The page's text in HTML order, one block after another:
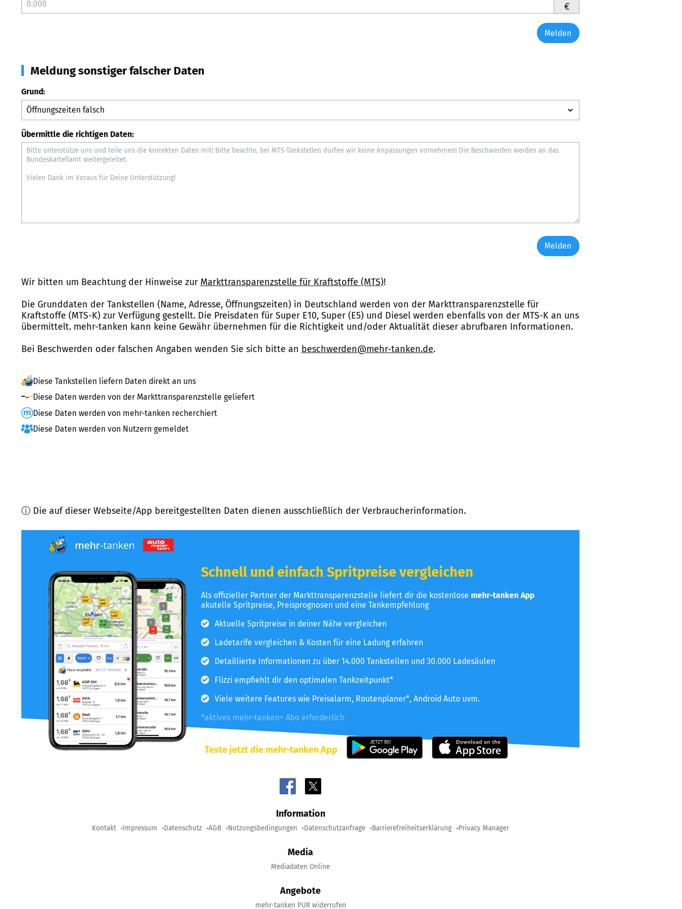
€
Melden
Meldung sonstiger falscher Daten
Grund:
Übermittle die richtigen Daten:
Melden
Wir bitten um Beachtung der Hinweise zur Markttransparenzstelle für Kraftstoffe (MTS)!
Die Grunddaten der Tankstellen (Name, Adresse, Öffnungszeiten) in Deutschland werden von der Markttransparenzstelle für
Kraftstoffe (MTS-K) zur Verfügung gestellt. Die Preisdaten für Super E10, Super (E5) und Diesel werden ebenfalls von der MTS-K an uns
übermittelt. mehr-tanken kann keine Gewähr übernehmen für die Richtigkeit und/oder Aktualität dieser abrufbaren Informationen.
Bei Beschwerden oder falschen Angaben wenden Sie sich bitte an beschwerden@mehr-tanken.de.
Diese Tankstellen liefern Daten direkt an uns
Diese Daten werden von der Markttransparenzstelle geliefert
Diese Daten werden von mehr-tanken recherchiert
Diese Daten werden von Nutzern gemeldet
ⓘ Die auf dieser Webseite/App bereitgestellten Daten dienen ausschließlich der Verbraucherinformation.
Schnell und einfach Spritpreise vergleichen
Als offizieller Partner der Markttransparenzstelle liefert dir die kostenlose mehr-tanken App
akutelle Spritpreise, Preisprognosen und eine Tankempfehlung
Aktuelle Spritpreise in deiner Nähe vergleichen
Ladetarife vergleichen & Kosten für eine Ladung erfahren
Detaillierte Informationen zu über 14.000 Tankstellen und 30.000 Ladesäulen
Flizzi empfiehlt dir den optimalen Tankzeitpunkt*
Viele weitere Features wie Preisalarm, Routenplaner*, Android Auto uvm.
*aktives mehr-tanken+ Abo erforderlich
Teste jetzt die mehr-tanken App
Information
Kontakt Impressum Datenschutz AGB Nutzungsbedingungen Datenschutzanfrage Barrierefreiheitserklärung Privacy Manager
Media
Mediadaten Online
Angebote
mehr-tanken PUR widerrufen